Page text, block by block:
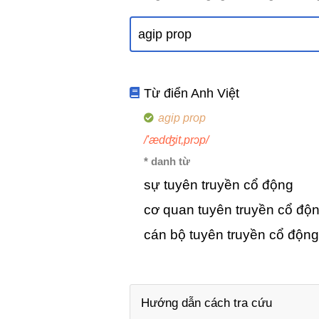
Từ điển Anh Việt
agip prop
/'ædʤit,prɔp/
* danh từ
sự tuyên truyền cổ động
cơ quan tuyên truyền cổ
cán bộ tuyên truyền cổ động
Hướng dẫn cách tra cứu